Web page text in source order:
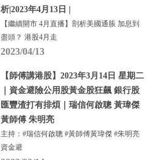
析|2023年4月13日 |
【繼續開市 4月直播】剖析美國通脹 加息到
盡頭？ 港股4月走
2023/04/13
【師傅講港股】2023年3月14日 星期二
｜資金避險公用股黃金股狂飆 銀行股
匯豐渣打有排煩｜瑞信何啟聰 黃瑋傑
黃師傅 朱明亮
主持：#瑞信何啟聰 #黃師傅黃瑋傑 #朱明亮
資金避